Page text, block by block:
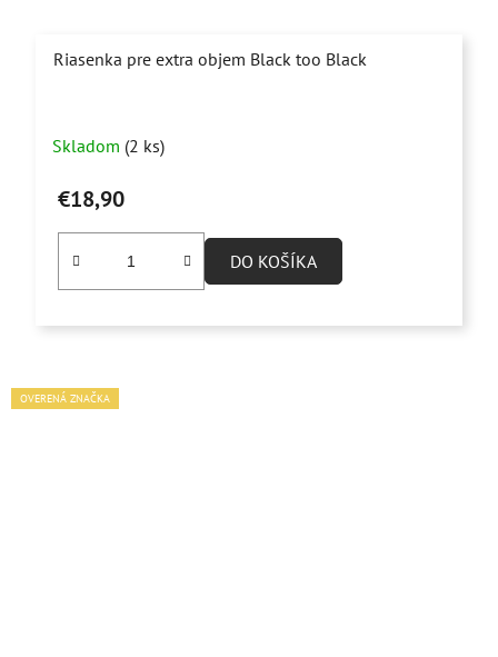
Riasenka pre extra objem Black too Black
hodnotenie
produktu
Skladom (2 ks)
€18,90
DO KOŠÍKA
OVERENÁ ZNAČKA